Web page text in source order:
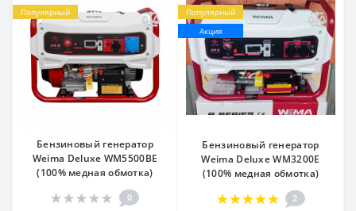
Популярный
Бензиновый генератор
Weima Deluxe WM5500BE
(100% медная обмотка)
0
Популярный
Акция
Бензиновый генератор
Weima Deluxe WM3200E
(100% медная обмотка)
2